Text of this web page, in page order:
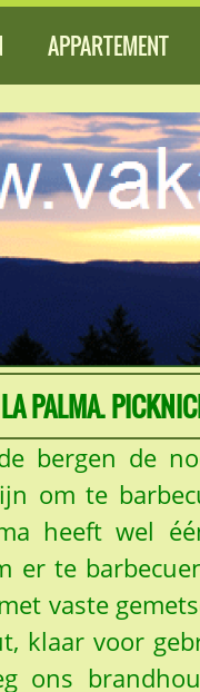
PALMA.
bergen de
om te
heeft wel
er te
vaste
klaar voor
ons
APPARTEMENT